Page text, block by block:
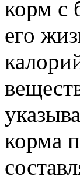
корм с
его
корма